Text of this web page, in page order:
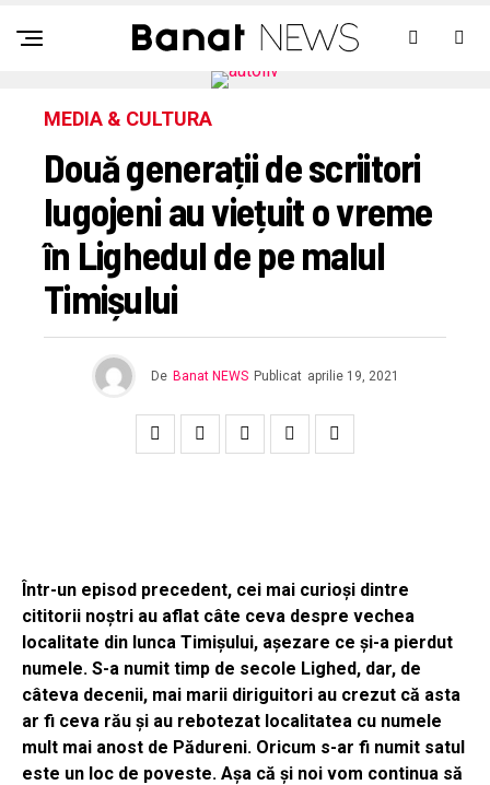
MEDIA & CULTURA
Două generații de scriitori
lugojeni au viețuit o vreme
în Lighedul de pe malul
Timișului
De Banat NEWS Publicat aprilie 19, 2021
Într-un episod precedent, cei mai curioși dintre
cititorii noștri au aflat câte ceva despre vechea
localitate din lunca Timișului, așezare ce și-a pierdut
numele. S-a numit timp de secole Lighed, dar, de
câteva decenii, mai marii diriguitori au crezut că asta
ar fi ceva rău și au rebotezat localitatea cu numele
mult mai anost de Pădureni. Oricum s-ar fi numit satul
este un loc de poveste. Așa că și noi vom continua să